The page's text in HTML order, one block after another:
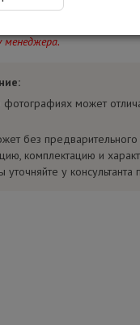
для сборки в
в Киеве.
менеджера.
фотографиях может
без
комплектацию и
у консультанта